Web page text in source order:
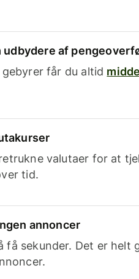
udbydere af
får du altid
valutaer for at
tid.
annoncer
få sekunder. Det er helt